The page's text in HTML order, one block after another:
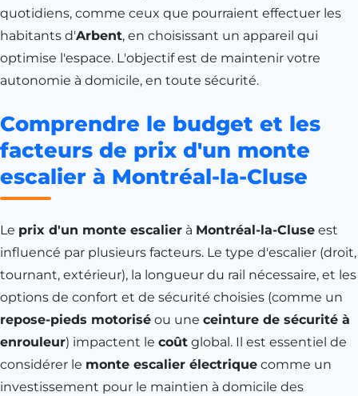
quotidiens, comme ceux que pourraient effectuer les
habitants d'Arbent, en choisissant un appareil qui
optimise l'espace. L'objectif est de maintenir votre
autonomie à domicile, en toute sécurité.
Comprendre le budget et les
facteurs de prix d'un monte
escalier à Montréal-la-Cluse
Le prix d'un monte escalier à Montréal-la-Cluse est
influencé par plusieurs facteurs. Le type d'escalier (droit,
tournant, extérieur), la longueur du rail nécessaire, et les
options de confort et de sécurité choisies (comme un
repose-pieds motorisé ou une ceinture de sécurité à
enrouleur) impactent le coût global. Il est essentiel de
considérer le monte escalier électrique comme un
investissement pour le maintien à domicile des